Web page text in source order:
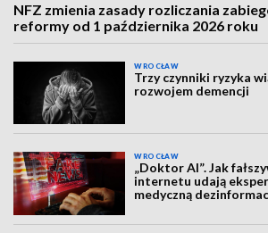
NFZ zmienia zasady rozliczania
reformy od 1 października 2026 roku
WROCŁAW
Trzy czynniki ryzyka
rozwojem demencji
WROCŁAW
„Doktor AI”. Jak
internetu udają
medyczną